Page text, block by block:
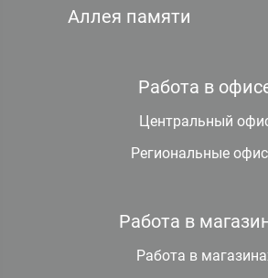
Аллея памяти
Работа в
Центральный
Региональные
Работа в
Работа в